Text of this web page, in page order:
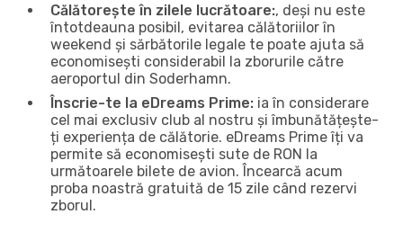
Călătorește în zilele lucrătoare:, deși nu este
întotdeauna posibil, evitarea călătoriilor în
weekend și sărbătorile legale te poate ajuta să
economisești considerabil la zborurile către
aeroportul din Soderhamn.
Înscrie-te la eDreams Prime: ia în considerare
cel mai exclusiv club al nostru și îmbunătățește-
ți experiența de călătorie. eDreams Prime îți va
permite să economisești sute de RON la
următoarele bilete de avion. Încearcă acum
proba noastră gratuită de 15 zile când rezervi
zborul.